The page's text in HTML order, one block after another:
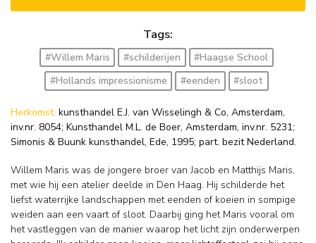
Tags:
#Willem Maris #schilderijen
#Haagse School
#Hollands impressionisme
#eenden #sloot
Herkomst: kunsthandel E.J. van Wisselingh & Co, Amsterdam,
inv.nr. 8054; Kunsthandel M.L. de Boer, Amsterdam, inv.nr. 5231;
Simonis & Buunk kunsthandel, Ede, 1995; part. bezit Nederland.
Willem Maris was de jongere broer van Jacob en Matthijs Maris,
met wie hij een atelier deelde in Den Haag. Hij schilderde het
liefst waterrijke landschappen met eenden of koeien in sompige
weiden aan een vaart of sloot. Daarbij ging het Maris vooral om
het vastleggen van de manier waarop het licht zijn onderwerpen